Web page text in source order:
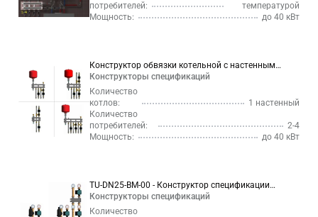
потребителей:
температурой
Мощность:
до 40 кВт
Конструктор обвязки котельной с настенным
котлом и гидрострелкой ⇒ TU-DN20-BM-00
Конструкторы спецификаций
Количество
котлов:
1 настенный
Количество
потребителей:
2-4
Мощность:
до 40 кВт
TU-DN25-BM-00 - Конструктор спецификации
котельной до 60 кВт с гидрострелкой и
коллектором
Конструкторы спецификаций
Количество